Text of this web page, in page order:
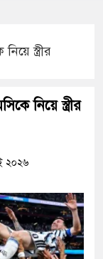
স্ত্রীর
নিয়ে স্ত্রীর
২০২৬